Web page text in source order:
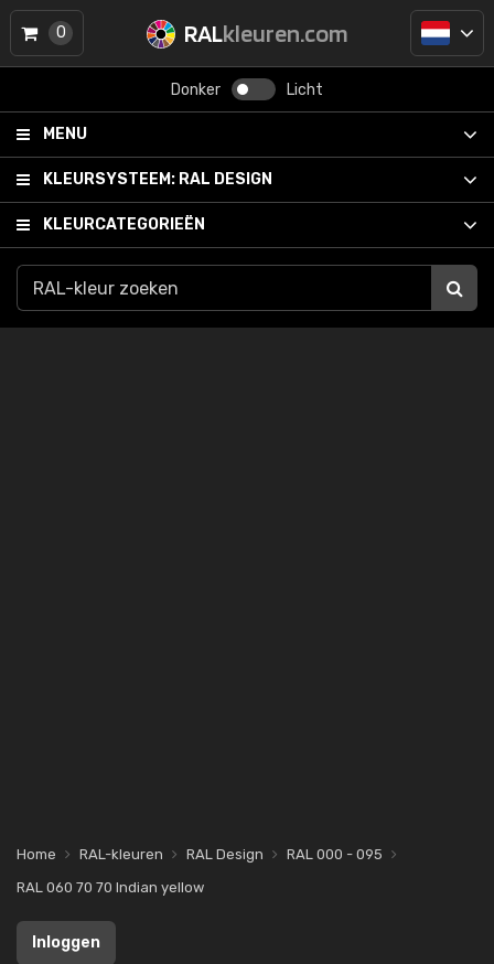
RALkleuren.com
Donker Licht
MENU
KLEURSYSTEEM: RAL DESIGN
KLEURCATEGORIEËN
0
Home RAL-kleuren RAL Design
RAL 000 - 095
RAL 060 70 70 Indian yellow
Inloggen